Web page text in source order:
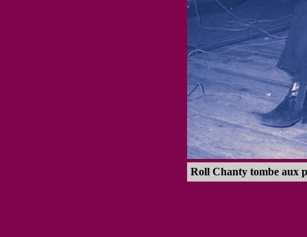
Roll Chanty tombe aux